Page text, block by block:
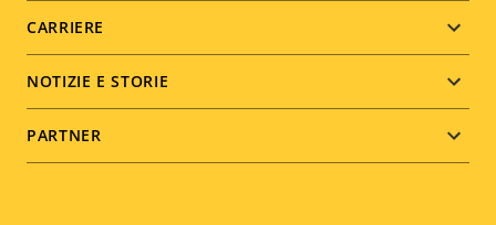
CARRIERE
NOTIZIE E STORIE
PARTNER